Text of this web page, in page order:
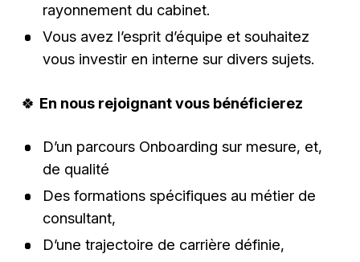
rayonnement du cabinet.
Vous avez l’esprit d’équipe et souhaitez
vous investir en interne sur divers sujets.
🍀 En nous rejoignant vous bénéficierez
D’un parcours Onboarding sur mesure, et,
de qualité
Des formations spécifiques au métier de
consultant,
D’une trajectoire de carrière définie,